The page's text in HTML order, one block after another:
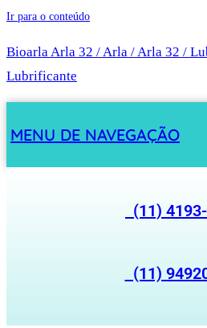
Ir para o conteúdo
Bioarla Arla 32 / Arla / Arla 32 /
Lubrificante
MENU DE NAVEGAÇÃO
(11)
(11)